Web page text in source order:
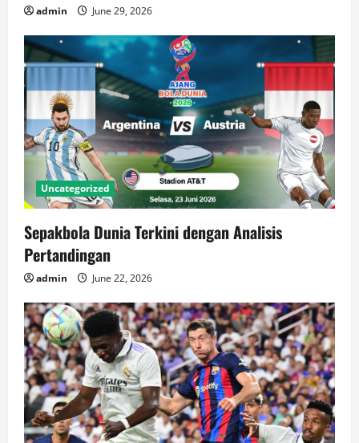
admin June 29, 2026
Uncategorized
Sepakbola Dunia Terkini dengan Analisis
Pertandingan
admin June 22, 2026